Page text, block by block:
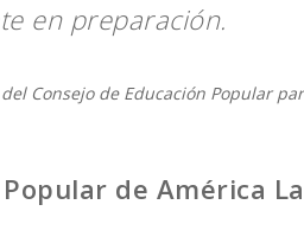
en preparación.
Consejo de Educación Popular
Popular de América